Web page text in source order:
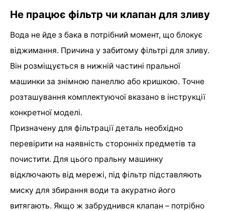
Не працює фільтр чи клапан для зливу
Вода не йде з бака в потрібний момент, що блокує
віджимання. Причина у забитому фільтрі для зливу.
Він розміщується в нижній частині пральної
машинки за знімною панеллю або кришкою. Точне
розташування комплектуючої вказано в інструкції
конкретної моделі.
Призначену для фільтрації деталь необхідно
перевірити на наявність сторонніх предметів та
почистити. Для цього пральну машинку
відключають від мережі, під фільтр підставляють
миску для збирання води та акуратно його
витягають. Якщо ж забруднився клапан – потрібно